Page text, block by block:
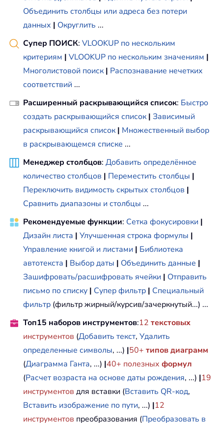
Объединить столбцы или адреса без потери
данных | Округлить ...
Супер ПОИСК: VLOOKUP по нескольким
критериям | VLOOKUP по нескольким значениям |
Многолистовой поиск | Распознавание нечетких
соответствий ...
Расширенный раскрывающийся список: Быстро
создать раскрывающийся список | Зависимый
раскрывающийся список | Множественный выбор
в раскрывающемся списке ...
Менеджер столбцов: Добавить определённое
количество столбцов | Переместить столбцы |
Переключить видимость скрытых столбцов |
Сравнить диапазоны и столбцы ...
Рекомендуемые функции: Сетка фокусировки |
Дизайн листа | Улучшенная строка формулы |
Управление книгой и листами | Библиотека
автотекста | Выбор даты | Объединить данные |
Зашифровать/расшифровать ячейки | Отправить
письмо по списку | Супер фильтр | Специальный
фильтр (фильтр жирный/курсив/зачеркнутый...) ...
Топ15 наборов инструментов:12 текстовых
инструментов (Добавить текст, Удалить
определенные символы, ...) |50+ типов диаграмм
(Диаграмма Ганта, ...) |40+ полезных формул
(Расчет возраста на основе даты рождения, ...) |19
инструментов для вставки (Вставить QR-код,
Вставить изображение по пути, ...) |12
инструментов преобразования (Преобразовать в